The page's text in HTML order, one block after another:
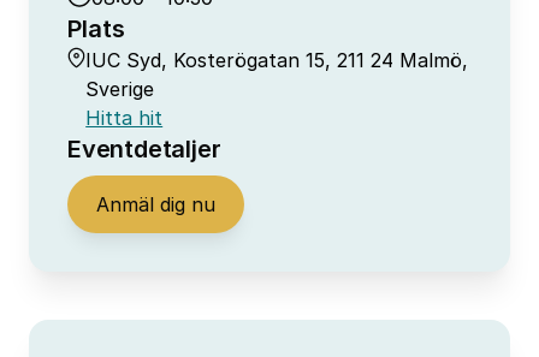
Plats
IUC Syd, Kosterögatan 15, 211 24 Malmö,
Sverige
Hitta hit
Eventdetaljer
Anmäl dig nu